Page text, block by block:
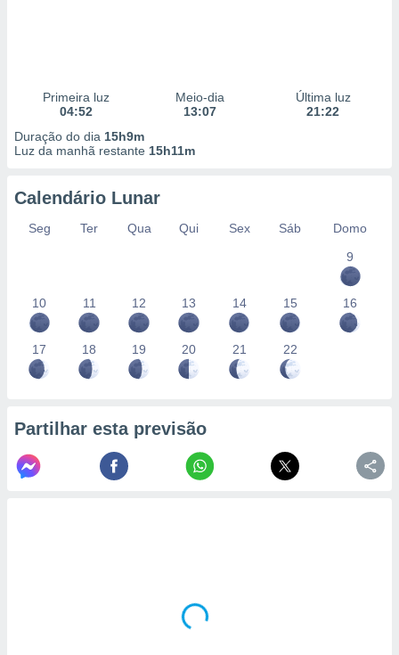
Primeira luz
04:52
Meio-dia
13:07
Última luz
21:22
Duração do dia 15h9m
Luz da manhã restante 15h11m
Calendário Lunar
Seg Ter Qua Qui Sex Sáb
Domo
9
10 11 12 13 14 15 16
17 18 19 20 21 22
Partilhar esta previsão